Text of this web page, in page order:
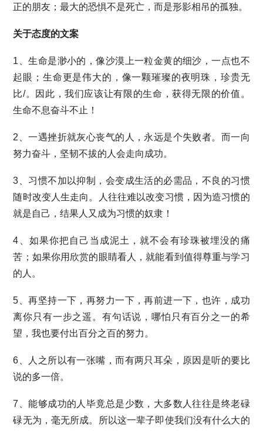
正的朋友；最大的恐惧不是死亡，而是形影相吊的孤独。
关于态度的文案
1、生命是渺小的，像沙漠上一粒金黄的细沙，一点也不
起眼；生命更是伟大的，像一颗璀璨的夜明珠，珍贵无
比/。因此，我们应该让有限的生命，获得无限的价值。
生命不息奋斗不止！
2、一遇挫折就灰心丧气的人，永远是个失败者。而一向
努力奋斗，坚韧不拔的人会走向成功。
3、习惯不加以抑制，会变成生活的必需品，不良的习惯
随时改变人生走向。人往往难以改变习惯，因为造习惯的
就是自己，结果人又成为习惯的奴隶！
4、如果你把自己当成泥土，就不会有珍珠被埋没的痛
苦；如果你用欣赏的眼睛看人，就能看到值得尊重与学习
的人。
5、再坚持一下，再努力一下，再前进一下，也许，成功
离你只有一步之遥。有句话说，哪怕只有百分之一的希
望，我也要付出百分之百的努力。
6、人之所以有一张嘴，而有两只耳朵，原因是听的要比
说的多一倍。
7、能够成功的人毕竟总是少数，大多数人往往是终老碌
碌无为，毫无所成。所以这一辈子即使我们没有什么大的